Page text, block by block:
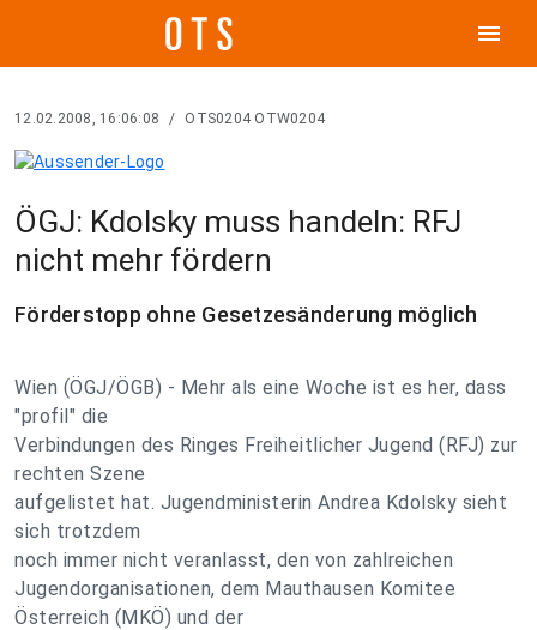
menu
12.02.2008, 16:06:08 / OTS0204 OTW0204
ÖGJ: Kdolsky muss handeln: RFJ
nicht mehr fördern
Förderstopp ohne Gesetzesänderung möglich
Wien (ÖGJ/ÖGB) - Mehr als eine Woche ist es her, dass
"profil" die
Verbindungen des Ringes Freiheitlicher Jugend (RFJ) zur
rechten Szene
aufgelistet hat. Jugendministerin Andrea Kdolsky sieht
sich trotzdem
noch immer nicht veranlasst, den von zahlreichen
Jugendorganisationen, dem Mauthausen Komitee
Österreich (MKÖ) und der